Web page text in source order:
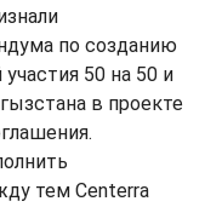
по созданию
50 на 50 и
в проекте
тем Centerra